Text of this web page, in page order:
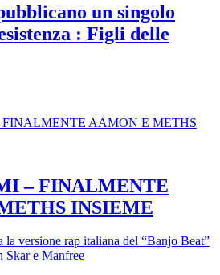
un singolo
: Figli delle
– FINALMENTE
INSIEME